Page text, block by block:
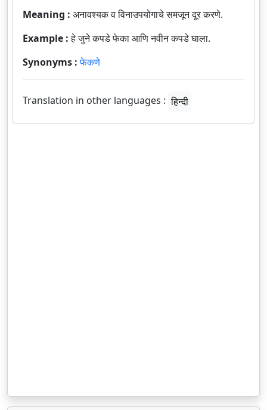
Meaning : अनावश्यक व विनाउपयोगाचे समजून दूर करणे.
Example :हे जुने कपडे फेका आणि नवीन कपडे घाला.
Synonyms :फेकणे
Translation in other languages : हिन्दी